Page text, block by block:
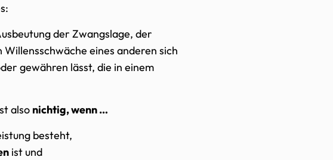
der Zwangslage, der
eines anderen sich
gewähren lässt, die in einem
also nichtig, wenn …
besteht,
ist und